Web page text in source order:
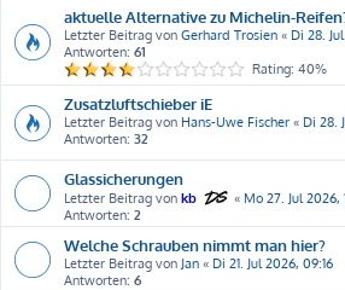
aktuelle Alternative zu Michelin-
Letzter Beitrag von Gerhard Trosien « Di 28.
Antworten: 61
Rating: 40%
Zusatzluftschieber iE
Letzter Beitrag von Hans-Uwe Fischer « Di 28.
Antworten: 32
Glassicherungen
Letzter Beitrag von kb « Mo 27. Jul 2026,
Antworten: 2
Welche Schrauben nimmt man hier?
Letzter Beitrag von Jan « Di 21. Jul 2026, 09:16
Antworten: 6